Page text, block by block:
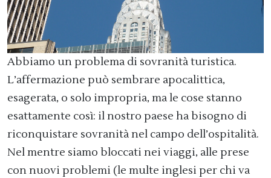
Abbiamo un problema di sovranità turistica.
L’affermazione può sembrare apocalittica,
esagerata, o solo impropria, ma le cose stanno
esattamente così: il nostro paese ha bisogno di
riconquistare sovranità nel campo dell’ospitalità.
Nel mentre siamo bloccati nei viaggi, alle prese
con nuovi problemi (le multe inglesi per chi va